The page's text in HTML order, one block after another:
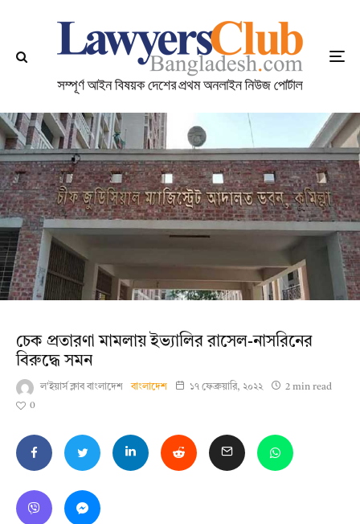
চেক প্রতারণা মামলায় ইভ্যালির রাসেল-নাসরিনের
বিরুদ্ধে সমন
ল'ইয়ার্স ক্লাব বাংলাদেশ বাংলাদেশ ১৭ ফেব্রুয়ারি, ২০২২
2 min read
0